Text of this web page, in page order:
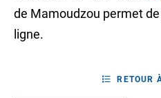
de Mamoudzou permet
ligne.
RETOUR